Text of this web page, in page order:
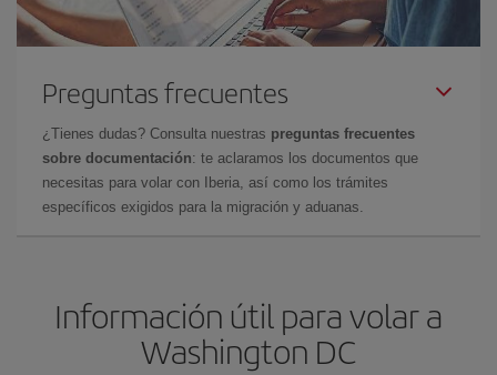
Preguntas frecuentes
¿Tienes dudas? Consulta nuestras preguntas frecuentes
sobre documentación: te aclaramos los documentos que
necesitas para volar con Iberia, así como los trámites
específicos exigidos para la migración y aduanas.
Información útil para volar a
Washington DC